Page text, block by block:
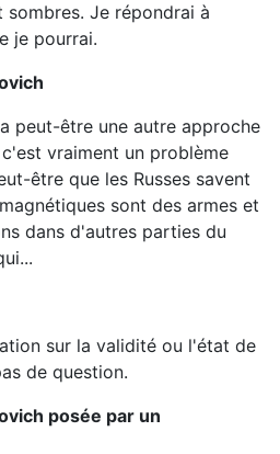
Je répondrai à
je pourrai.
peut-être une autre approche
vraiment un problème
être que les Russes savent
sont des armes et
dans d'autres parties du
sur la validité ou l'état de
de question.
posée par un